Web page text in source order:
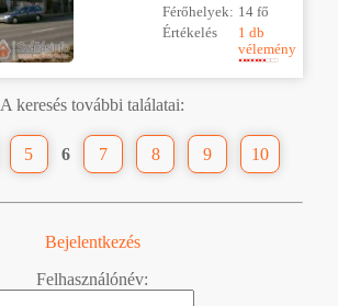
Férőhelyek: 14 fő
Értékelés
1 db
vélemény
A keresés további találatai:
5 6 7 8 9 10
Bejelentkezés
Felhasználónév: